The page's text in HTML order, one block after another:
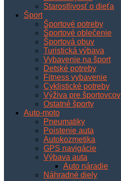
Starostlivosť o dieťa
Šport
Športové potreby
Športové oblečenie
Športová obuv
Turistická výbava
Vybavenie na šport
Detské potreby
Fitness vybavenie
Cyklistické potreby
Výživa pre športovcov
Ostatné športy
Auto-moto
Pneumatiky
Poistenie auta
Autokozmetika
GPS navigácie
Výbava auta
Auto náradie
Náhradné diely